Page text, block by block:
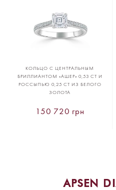
КОЛЬЦО С ЦЕНТРАЛЬНЫМ
БРИЛЛИАНТОМ «АШЕР» 0,53 CT И
РОССЫПЬЮ 0,25 CT ИЗ БЕЛОГО
ЗОЛОТА
150 720 грн
APSEN